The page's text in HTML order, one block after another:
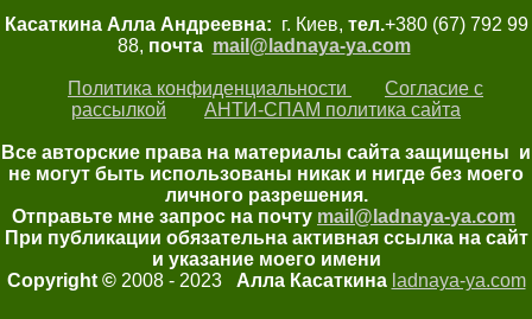
Касаткина Алла Андреевна: г. Киев, тел.+380 (67) 792 99
88, почта mail@ladnaya-ya.com
Политика конфиденциальности
Согласие с
рассылкой
АНТИ-СПАМ политика сайта
Все авторские права на материалы сайта защищены и
не могут быть использованы никак и нигде без моего
личного разрешения.
Отправьте мне запрос на почту mail@ladnaya-ya.com
При публикации обязательна активная ссылка на сайт
и указание моего имени
Copyright ©2008 - 2023 Алла Касаткина ladnaya-ya.com